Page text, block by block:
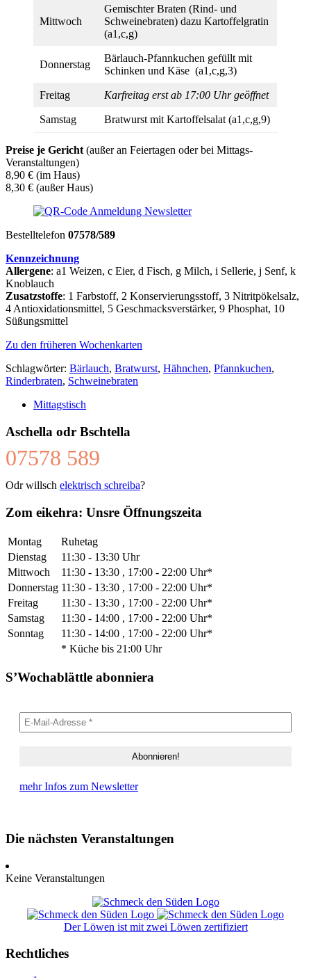
Mittwoch
Gemischter Braten (Rind- und
Schweinebraten) dazu Kartoffelgratin
(a1,c,g)
Donnerstag
Bärlauch-Pfannkuchen gefüllt mit
Schinken und Käse (a1,c,g,3)
Freitag Karfreitag erst ab 17:00 Uhr geöffnet
Samstag Bratwurst mit Kartoffelsalat (a1,c,g,9)
Preise je Gericht (außer an Feiertagen oder bei Mittags-
Veranstaltungen)
8,90 € (im Haus)
8,30 € (außer Haus)
Bestelltelefon 07578/589
Kennzeichnung
Allergene: a1 Weizen, c Eier, d Fisch, g Milch, i Sellerie, j Senf, k
Knoblauch
Zusatzstoffe: 1 Farbstoff, 2 Konservierungsstoff, 3 Nitritpökelsalz,
4 Antioxidationsmittel, 5 Geschmacksverstärker, 9 Phosphat, 10
Süßungsmittel
Zu den früheren Wochenkarten
Schlagwörter: Bärlauch, Bratwurst, Hähnchen, Pfannkuchen,
Rinderbraten, Schweinebraten
Mittagstisch
Aschella odr Bschtella
07578 589
Odr willsch elektrisch schreiba?
Zom eikehra: Unsre Öffnungszeita
Montag
Ruhetag
Dienstag
11:30 - 13:30 Uhr
Mittwoch
11:30 - 13:30 , 17:00 - 22:00 Uhr*
Donnerstag 11:30 - 13:30 , 17:00 - 22:00 Uhr*
Freitag
11:30 - 13:30 , 17:00 - 22:00 Uhr*
Samstag
11:30 - 14:00 , 17:00 - 22:00 Uhr*
Sonntag
11:30 - 14:00 , 17:00 - 22:00 Uhr*
* Küche bis 21:00 Uhr
S’Wochablättle abonniera
mehr Infos zum Newsletter
Die nächsten Veranstaltungen
Keine Veranstaltungen
Der Löwen ist mit zwei Löwen zertifiziert
Rechtliches